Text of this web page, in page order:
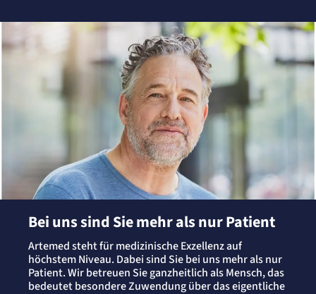
Bei uns sind Sie mehr als nur Patient
Artemed steht für medizinische Exzellenz auf
höchstem Niveau. Dabei sind Sie bei uns mehr als nur
Patient. Wir betreuen Sie ganzheitlich als Mensch, das
bedeutet besondere Zuwendung über das eigentliche
SmartRecruiters
OptanonConsent, datadome, __cf_bm u.A.
Speichert die ausgewählten Filter-Eigenschaften des Benutzers, um die entsprechenden
Stellenangebote anzeigen zu können.